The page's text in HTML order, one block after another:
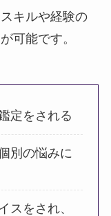
キルや経験の
可能です。
定をされる
別の悩みに
スをされ、